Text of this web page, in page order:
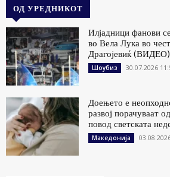
ОД УРЕДНИКОТ
Илјадници фанови
во Вела Лука во
Драгојевиќ (ВИДЕО)
Шоубиз 30.07.2026
Доењето е
развој порачуваат
повод светската
Македонија